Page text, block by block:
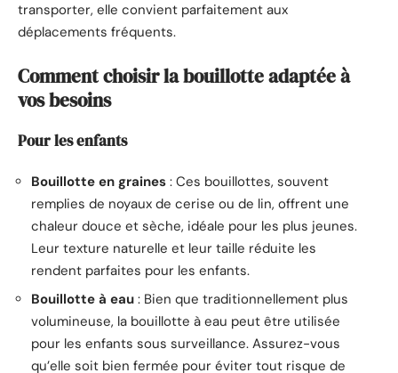
transporter, elle convient parfaitement aux
déplacements fréquents.
Comment choisir la bouillotte adaptée à
vos besoins
Pour les enfants
Bouillotte en graines : Ces bouillottes, souvent
remplies de noyaux de cerise ou de lin, offrent une
chaleur douce et sèche, idéale pour les plus jeunes.
Leur texture naturelle et leur taille réduite les
rendent parfaites pour les enfants.
Bouillotte à eau : Bien que traditionnellement plus
volumineuse, la bouillotte à eau peut être utilisée
pour les enfants sous surveillance. Assurez-vous
qu’elle soit bien fermée pour éviter tout risque de